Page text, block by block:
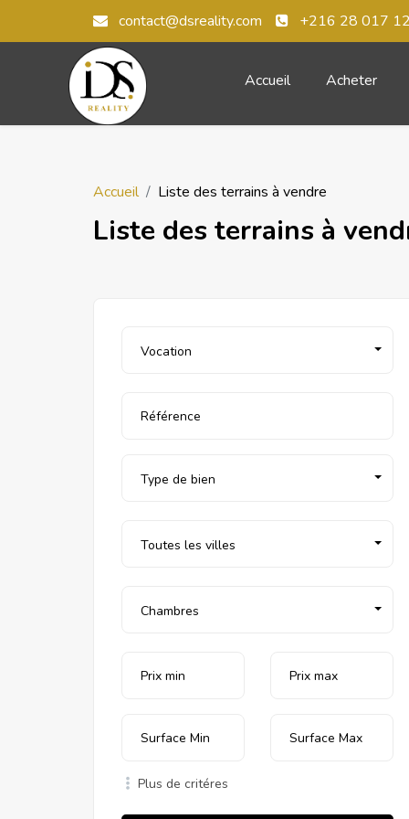
contact@dsreality.com +216 28 017
Accueil Acheter
Accueil Liste des terrains à vendre
Liste des terrains à
Vocation
Type de bien
Toutes les villes
Chambres
Plus de critéres